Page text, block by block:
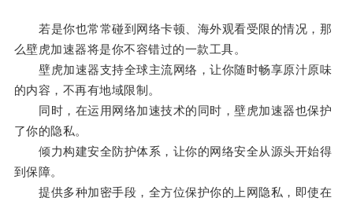
若是你也常常碰到网络卡顿、海外观看受限的情况，那
么壁虎加速器将是你不容错过的一款工具。
壁虎加速器支持全球主流网络，让你随时畅享原汁原味
的内容，不再有地域限制。
同时，在运用网络加速技术的同时，壁虎加速器也保护
了你的隐私。
倾力构建安全防护体系，让你的网络安全从源头开始得
到保障。
提供多种加密手段，全方位保护你的上网隐私，即使在